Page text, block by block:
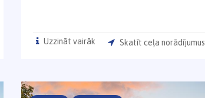
Uzzināt vairāk Skatīt ceļa norādījumus